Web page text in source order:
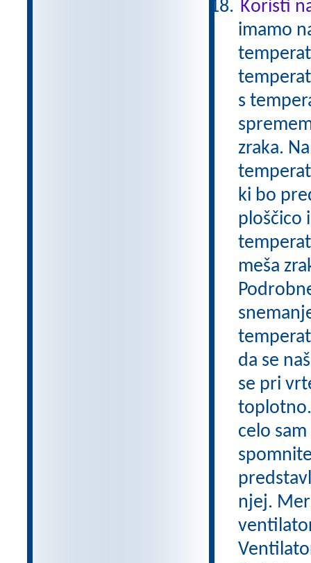
Koristi
imamo
s
zraka.
ki bo
ploščico
meša
da se
se pri
toplotno.
celo
njej.